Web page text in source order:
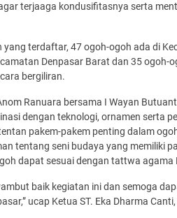
terjaaga kondusifitasnya serta
yang terdaftar, 47 ogoh-ogoh ada di
Denpasar Barat dan 35
bergiliran.
Ranuara bersama I Wayan
dengan teknologi, ornamen serta
pakem-pakem penting dalam
tentang seni budaya yang memiliki
dapat sesuai dengan tattwa agama
baik kegiatan ini dan semoga
ucap Ketua ST. Eka Dharma